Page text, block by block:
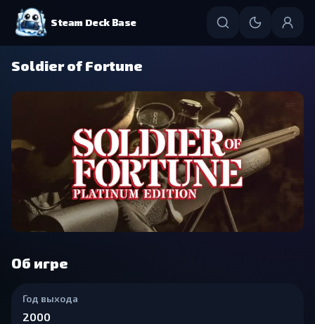
Steam Deck Base
Soldier of Fortune
Об игре
Год выхода
2000